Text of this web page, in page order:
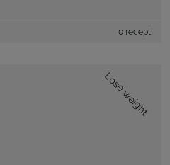
0 recept
Lose weight